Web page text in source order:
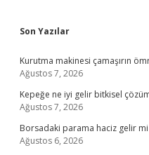
Sidebar
Son Yazılar
Kurutma makinesi çamaşırın
Ağustos 7, 2026
Kepeğe ne iyi gelir bitkisel
Ağustos 7, 2026
Borsadaki parama haciz gelir mi
Ağustos 6, 2026